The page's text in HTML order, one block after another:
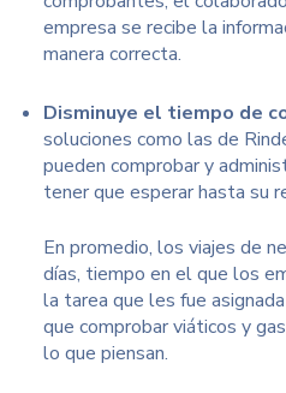
empresa se recibe la
manera correcta.
Disminuye el tiempo de
soluciones como las de
pueden comprobar y
tener que esperar hasta su
En promedio, los viajes de
días, tiempo en el que los
la tarea que les fue
que comprobar viáticos y
lo que piensan.